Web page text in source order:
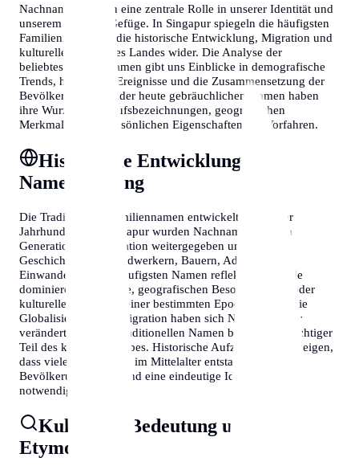
Nachnamen spielen eine zentrale Rolle in unserer Identität und
unserem sozialen Gefüge. In Singapur spiegeln die häufigsten
Familiennamen oft die historische Entwicklung, Migration und
kulturelle Vielfalt des Landes wider. Die Analyse der
beliebtesten Nachnamen gibt uns Einblicke in demografische
Trends, historische Ereignisse und die Zusammensetzung der
Bevölkerung. Viele der heute gebräuchlichen Namen haben
ihre Wurzeln in Berufsbezeichnungen, geografischen
Merkmalen oder persönlichen Eigenschaften der Vorfahren.
Historische Entwicklung der
Namensgebung
Die Tradition der Familiennamen entwickelte sich über
Jahrhunderte. In Singapur wurden Nachnamen oft von
Generation zu Generation weitergegeben und erzählen
Geschichten von Handwerkern, Bauern, Adeligen und
Einwanderern. Die häufigsten Namen reflektieren oft die
dominierenden Berufe, geografischen Besonderheiten oder
kulturellen Einflüsse einer bestimmten Epoche. Durch die
Globalisierung und Migration haben sich Namensmuster
verändert, doch die traditionellen Namen bleiben ein wichtiger
Teil des kulturellen Erbes. Historische Aufzeichnungen zeigen,
dass viele Nachnamen im Mittelalter entstanden, als die
Bevölkerung wuchs und eine eindeutige Identifikation
notwendig wurde.
Kulturelle Bedeutung und
Etymologie